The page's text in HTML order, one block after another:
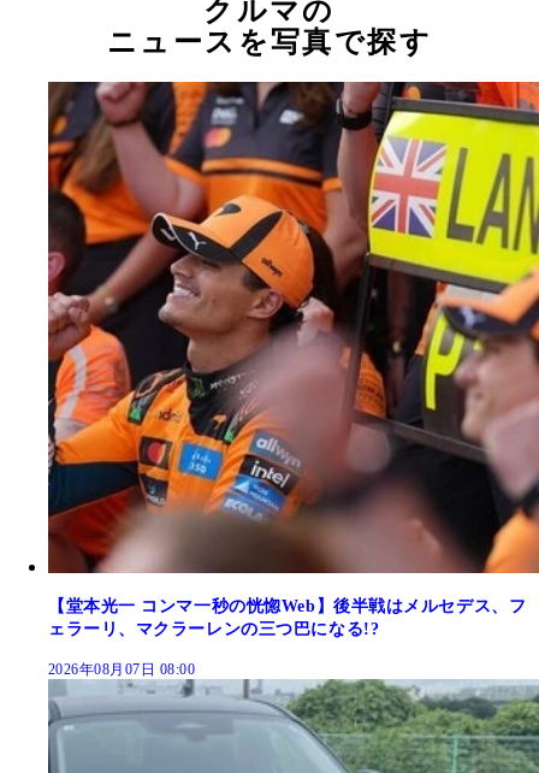
クルマの
ニュースを写真で探す
【堂本光一 コンマ一秒の恍惚Web】後半戦はメルセデス、フ
ェラーリ、マクラーレンの三つ巴になる!?
2026年08月07日 08:00